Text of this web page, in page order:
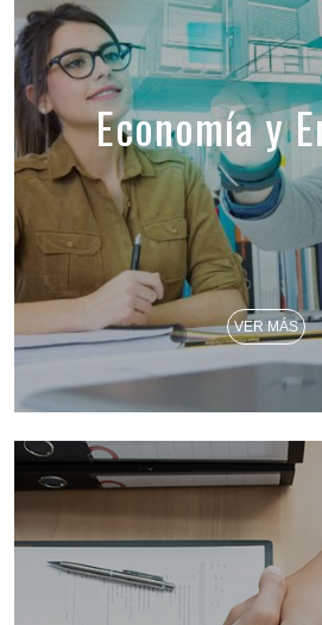
Economía y
VER MÁS